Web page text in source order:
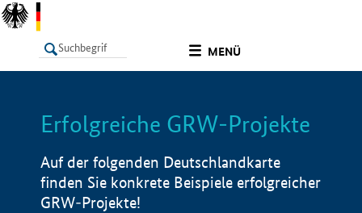
MENÜ
LISTE Info
Erfolgreiche GRW-Projekte
Auf der folgenden Deutschlandkarte
finden Sie konkrete Beispiele erfolgreicher
GRW-Projekte!